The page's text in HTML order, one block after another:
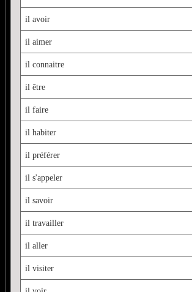
il avoir
il aimer
il connaitre
il être
il faire
il habiter
il préférer
il s'appeler
il savoir
il travailler
il aller
il visiter